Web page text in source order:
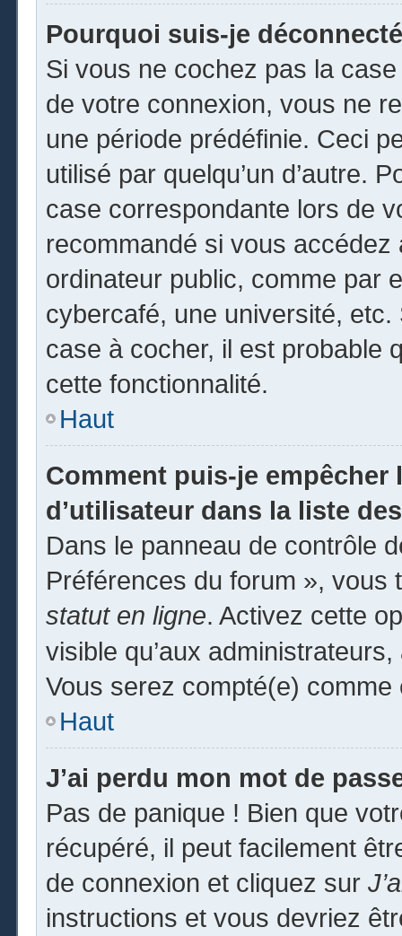
Pourquoi suis-je
Si vous ne cochez pas la
de votre connexion, vous ne
une période prédéfinie. Ceci
utilisé par quelqu’un d’autre.
case correspondante lors de
recommandé si vous accédez
ordinateur public, comme par
cybercafé, une université,
case à cocher, il est probable
cette fonctionnalité.
Haut
Comment puis-je empêcher
d’utilisateur dans la liste
Dans le panneau de contrôle
Préférences du forum », vous
statut en ligne. Activez cette
visible qu’aux
Vous serez compté(e)
Haut
J’ai perdu mon mot de
Pas de panique ! Bien que
récupéré, il peut facilement
de connexion et cliquez sur
instructions et vous devriez